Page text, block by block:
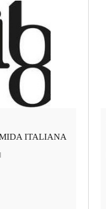
ITALIANA